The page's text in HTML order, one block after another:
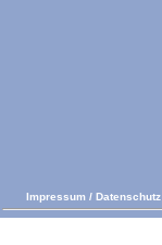
Impressum / Datenschutz